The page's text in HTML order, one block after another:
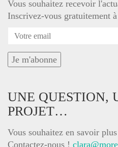
Vous souhaitez recevoir
Inscrivez-vous gratuitement
UNE QUESTION,
PROJET…
Vous souhaitez en savoir
Contactez-nous !